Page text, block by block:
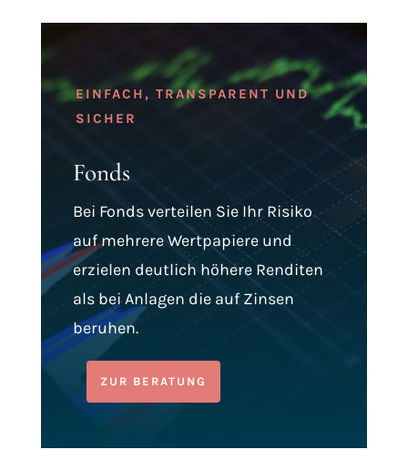
EINFACH, TRANSPARENT UND
SICHER
Fonds
Bei Fonds verteilen Sie Ihr Risiko
auf mehrere Wertpapiere und
erzielen deutlich höhere Renditen
als bei Anlagen die auf Zinsen
beruhen.
ZUR BERATUNG